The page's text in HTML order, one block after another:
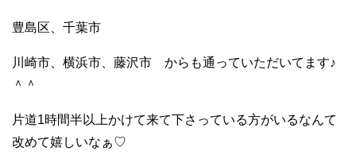
豊島区、千葉市
川崎市、横浜市、藤沢市 からも通っていただいてます♪
＾＾
片道1時間半以上かけて来て下さっている方がいるなんて
改めて嬉しいなぁ♡